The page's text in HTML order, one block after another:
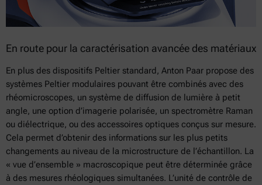
En route pour la caractérisation avancée des matériaux
En plus des dispositifs Peltier standard, Anton Paar propose des
systèmes Peltier modulaires pouvant être combinés avec des
rhéomicroscopes, un système de diffusion de lumière à petit
angle, une option d’imagerie polarisée, un spectromètre Raman
ou diélectrique, ou des accessoires optiques conçus sur mesure.
Cela permet d’obtenir des informations sur les plus petits
changements au niveau de la microstructure de l’échantillon. La
« vue d’ensemble » macroscopique peut être déterminée grâce
à des mesures rhéologiques simultanées. L’unité de contrôle de